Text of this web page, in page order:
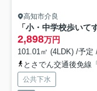
高知市介良
2,898万円
101.01㎡ (4LDK) /予定
とさでん交通後免線
公共下水